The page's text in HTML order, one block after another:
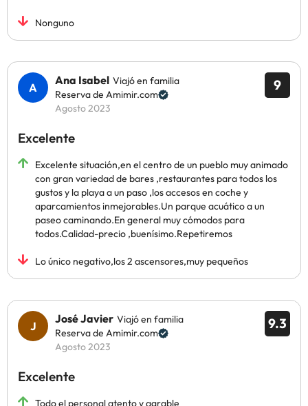
Nonguno
9
Ana Isabel Viajó en familia
Reserva de Amimir.com
Agosto 2023
Excelente
Excelente situación,en el centro de un pueblo muy animado
con gran variedad de bares ,restaurantes para todos los
gustos y la playa a un paso ,los accesos en coche y
aparcamientos inmejorables.Un parque acuático a un
paseo caminando.En general muy cómodos para
todos.Calidad-precio ,buenísimo.Repetiremos
Lo único negativo,los 2 ascensores,muy pequeños
9.3
José Javier Viajó en familia
Reserva de Amimir.com
Agosto 2023
Excelente
Todo el personal atento y agrable